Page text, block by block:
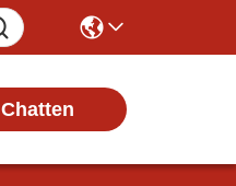
Chatten